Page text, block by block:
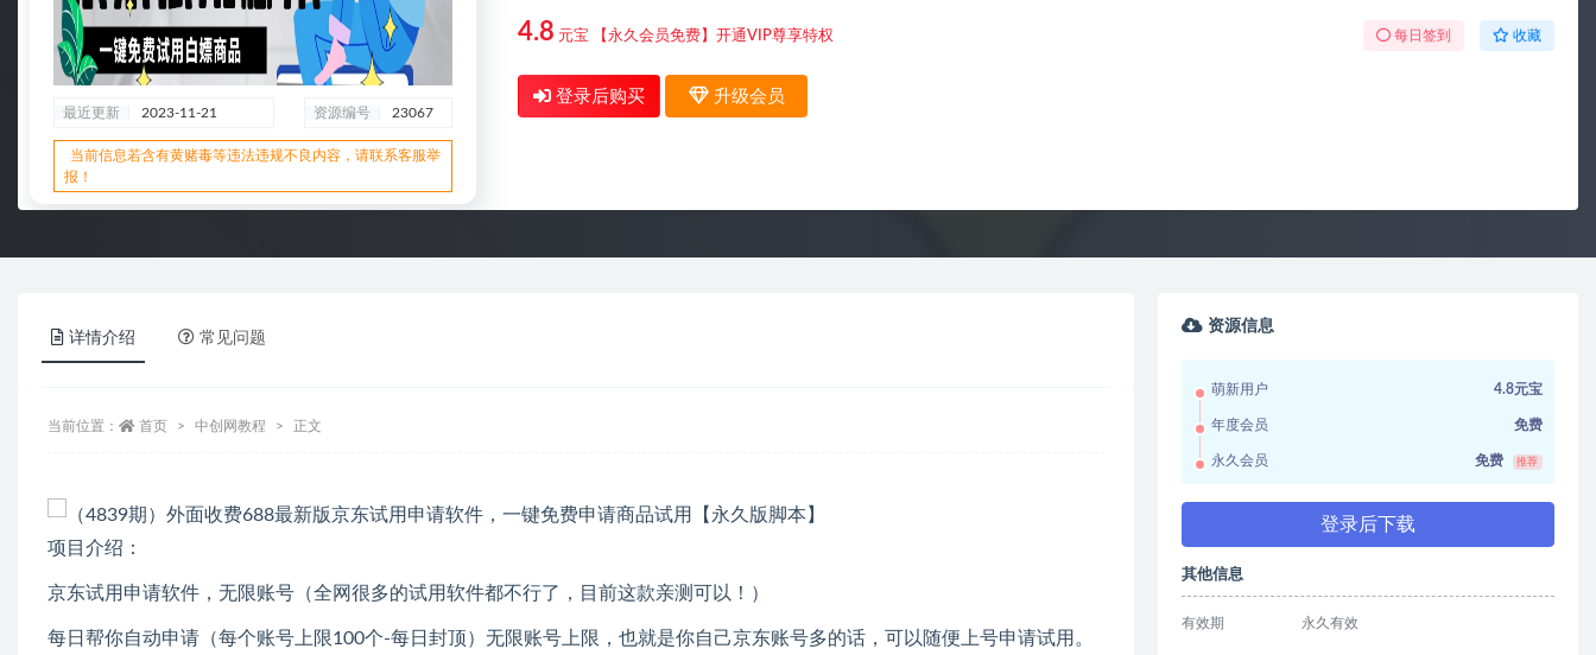
最近更新 2023-11-21 资源编号 23067
当前信息若含有黄赌毒等违法违规不良内容，请联系客服举
报！
信，谨防上当受骗！
4.8 元宝 【永久会员免费】开通VIP尊享特权 每日签到 收藏
登录后购买 升级会员
详情介绍 常见问题
当前位置： 首页 中创网教程 正文
项目介绍：
京东试用申请软件，无限账号（全网很多的试用软件都不行了，目前这款亲测可以！）
每日帮你自动申请（每个账号上限100个-每日封顶）无限账号上限，也就是你自己京东账号多的话，可以随便上号申请试用。
资源信息
萌新用户 4.8元宝
年度会员 免费
永久会员 免费 推荐
登录后下载
其他信息
有效期 永久有效